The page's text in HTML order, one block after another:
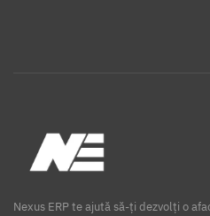
Nexus ERP te ajută să-ți dezvolți o